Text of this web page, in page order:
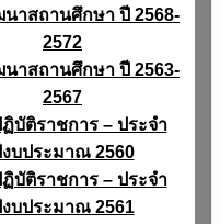
าสถานศึกษา ปี 2568-
2572
าสถานศึกษา ปี 2563-
2567
บัติราชการ – ประจำ
บประมาณ 2560
บัติราชการ – ประจำ
บประมาณ 2561